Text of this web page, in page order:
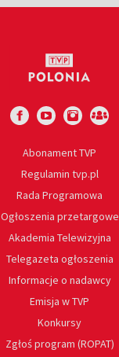
Abonament TVP
Regulamin tvp.pl
Rada Programowa
Ogłoszenia przetargowe
Akademia Telewizyjna
Telegazeta ogłoszenia
Informacje o nadawcy
Emisja w TVP
Konkursy
Zgłoś program (ROPAT)